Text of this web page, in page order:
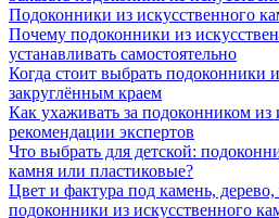
Подоконники из искусственного
Почему подоконники из
устанавливать самостоятельно
Когда стоит выбрать подоконники
закруглённым краем
Как ухаживать за подоконником из
рекомендации экспертов
Что выбрать для детской:
камня или пластиковые?
Цвет и фактура под камень,
подоконники из искусственного